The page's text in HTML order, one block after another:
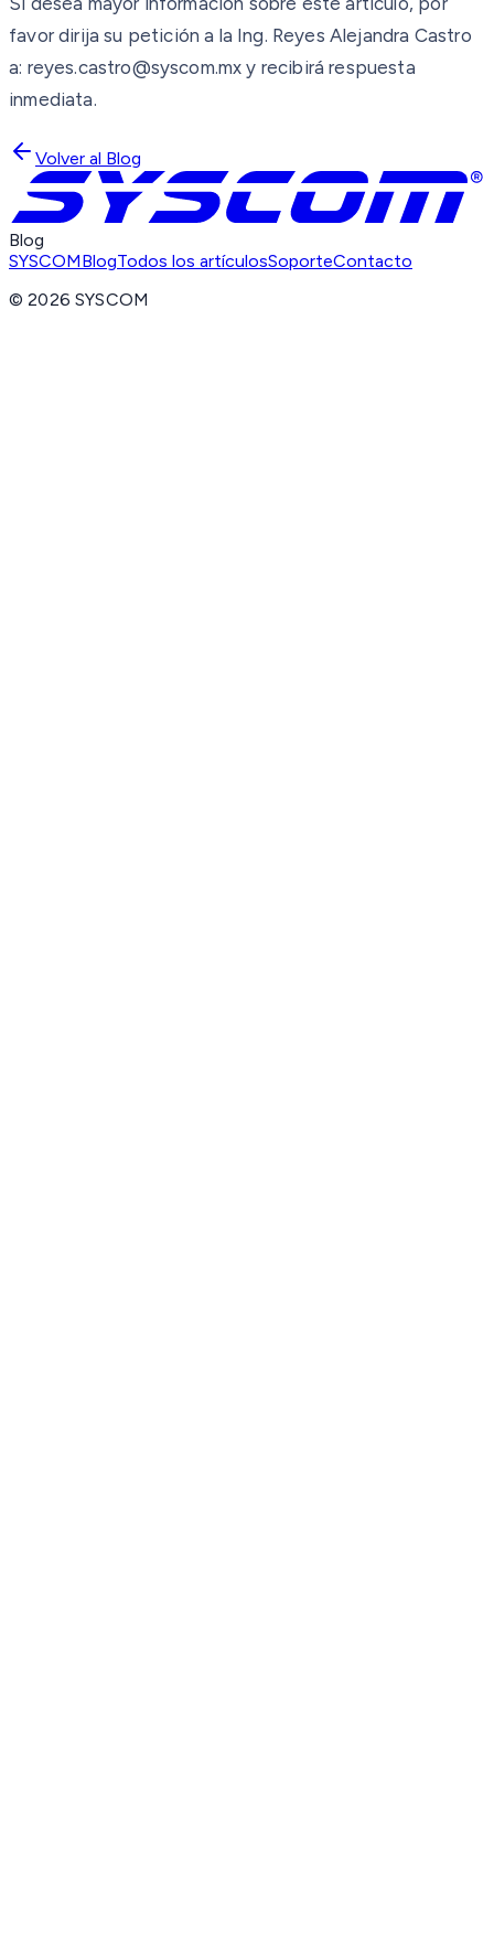
favor dirija su petición a la Ing. Reyes Alejandra Castro
a: reyes.castro@syscom.mx y recibirá respuesta
inmediata.
Volver al Blog
Blog
SYSCOMBlogTodos los artículosSoporteContacto
©2026 SYSCOM